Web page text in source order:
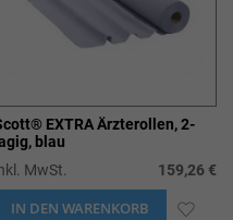
EXTRA Ärzterollen, 2-
blau
MwSt.
159,26 €
IN DEN WARENKORB ZUR